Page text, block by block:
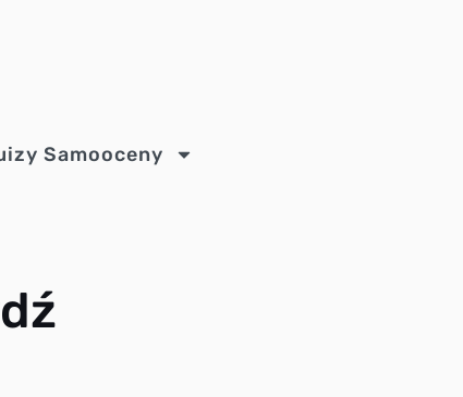
Samooceny